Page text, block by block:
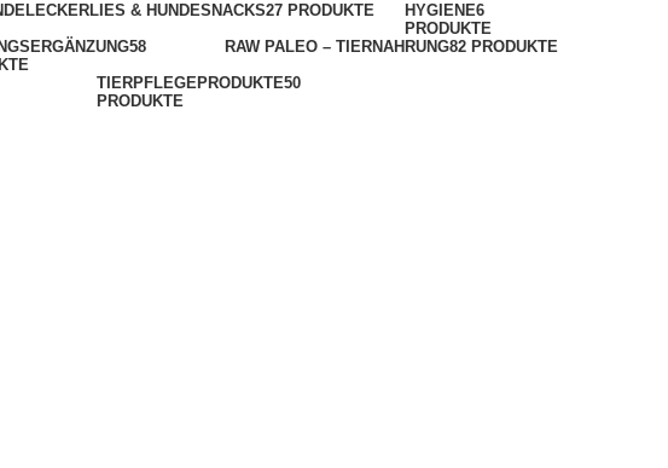
& HUNDESNACKS27 PRODUKTE HYGIENE6
PRODUKTE
58
RAW PALEO – TIERNAHRUNG82 PRODUKTE
TIERPFLEGEPRODUKTE50
PRODUKTE